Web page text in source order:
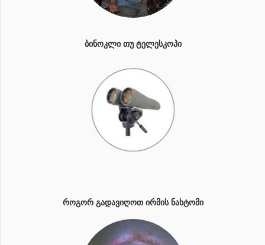
ᲑᲘᲜᲝᲙᲚᲘ ᲗᲣ ᲢᲔᲚᲔᲡᲙᲝᲞᲘ
ᲠᲝᲒᲝᲠ ᲒᲐᲓᲐᲕᲘᲦᲝᲗ ᲘᲠᲛᲘᲡ ᲜᲐᲮᲢᲝᲛᲘ